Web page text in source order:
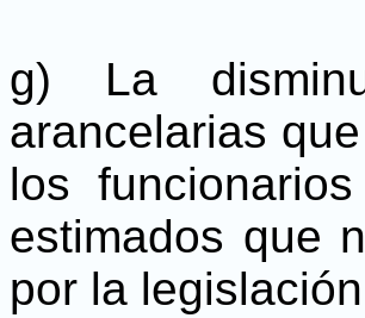
g) La
arancelarias
los
estimados que
por la